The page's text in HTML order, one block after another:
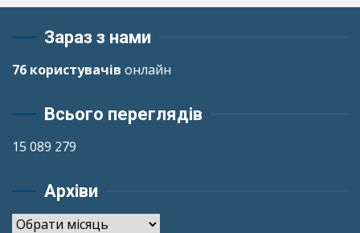
Зараз з нами
76 користувачів онлайн
Всього переглядів
15 089 279
Архіви
Архіви